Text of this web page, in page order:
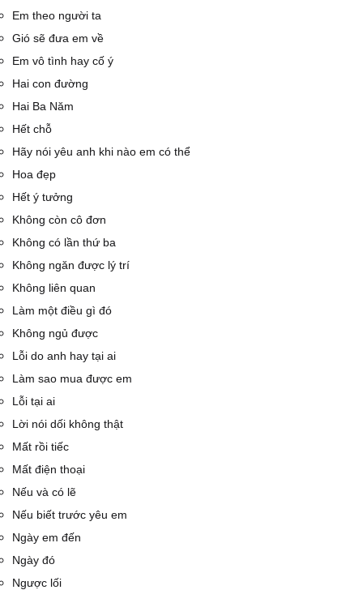
Em theo người ta
Gió sẽ đưa em về
Em vô tình hay cố ý
Hai con đường
Hai Ba Năm
Hết chỗ
Hãy nói yêu anh khi nào em có thể
Hoa đẹp
Hết ý tưởng
Không còn cô đơn
Không có lần thứ ba
Không ngăn được lý trí
Không liên quan
Làm một điều gì đó
Không ngủ được
Lỗi do anh hay tại ai
Làm sao mua được em
Lỗi tại ai
Lời nói dối không thật
Mất rồi tiếc
Mất điện thoại
Nếu và có lẽ
Nếu biết trước yêu em
Ngày em đến
Ngày đó
Ngược lối